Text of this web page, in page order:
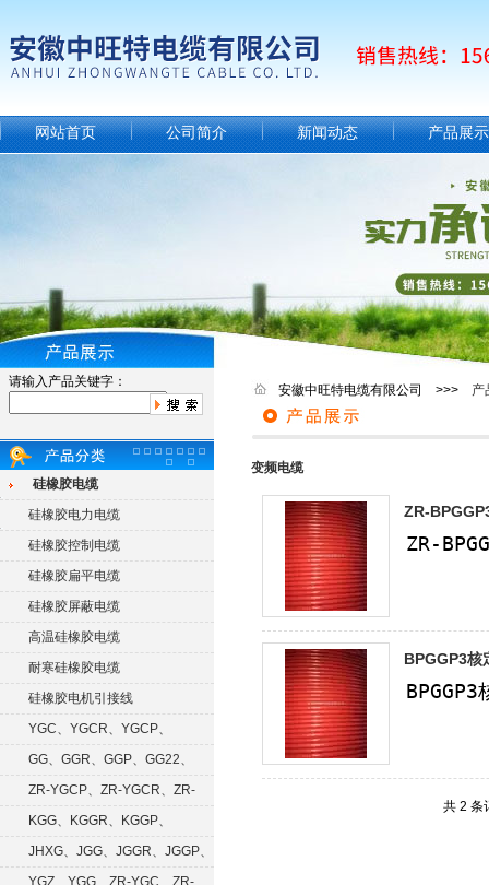
网站首页 公司简介 新闻动态 产品展示
请输入产品关键字：
硅橡胶电缆
硅橡胶电力电缆
硅橡胶控制电缆
硅橡胶扁平电缆
硅橡胶屏蔽电缆
高温硅橡胶电缆
耐寒硅橡胶电缆
硅橡胶电机引接线
YGC、YGCR、YGCP、
YGCRP
GG、GGR、GGP、GG22、
GGRP
ZR-YGCP、ZR-YGCR、ZR-
YGCRP
KGG、KGGR、KGGP、
KGGRP
JHXG、JGG、JGGR、JGGP、
JGGFYGZ、YGG、ZR-YGC、ZR-
安徽中旺特电缆有限公司 >>> 产
变频电缆
ZR-
BPGGP3核
共 2 条